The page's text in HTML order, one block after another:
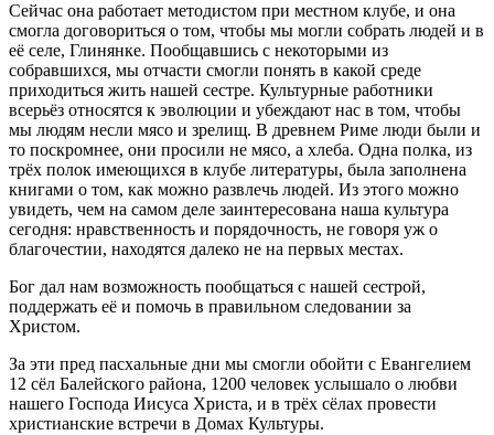
Сейчас она работает методистом при местном клубе, и она
смогла договориться о том, чтобы мы могли собрать людей и в
её селе, Глинянке. Пообщавшись с некоторыми из
собравшихся, мы отчасти смогли понять в какой среде
приходиться жить нашей сестре. Культурные работники
всерьёз относятся к эволюции и убеждают нас в том, чтобы
мы людям несли мясо и зрелищ. В древнем Риме люди были и
то поскромнее, они просили не мясо, а хлеба. Одна полка, из
трёх полок имеющихся в клубе литературы, была заполнена
книгами о том, как можно развлечь людей. Из этого можно
увидеть, чем на самом деле заинтересована наша культура
сегодня: нравственность и порядочность, не говоря уж о
благочестии, находятся далеко не на первых местах.
Бог дал нам возможность пообщаться с нашей сестрой,
поддержать её и помочь в правильном следовании за
Христом.
За эти пред пасхальные дни мы смогли обойти с Евангелием
12 сёл Балейского района, 1200 человек услышало о любви
нашего Господа Иисуса Христа, и в трёх сёлах провести
христианские встречи в Домах Культуры.